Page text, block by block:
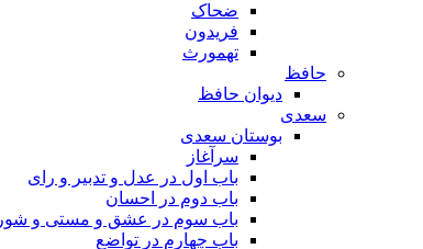
ضحاک
فریدون
تهمورث
حافظ
دیوان حافظ
سعدی
بوستان سعدی
سرآغاز
باب اول در عدل و تدبیر و رای
باب دوم در احسان
باب سوم در عشق و مستی و شور
باب چهارم در تواضع